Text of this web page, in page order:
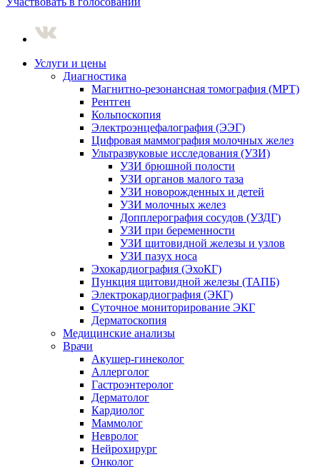
Услуги и цены
Диагностика
Магнитно-резонансная томография (МРТ)
Рентген
Кольпоскопия
Электроэнцефалография (ЭЭГ)
Цифровая маммография молочных желез
Ультразвуковые исследования (УЗИ)
УЗИ брюшной полости
УЗИ органов малого таза
УЗИ новорожденных и детей
УЗИ молочных желез
Допплерография сосудов (УЗДГ)
УЗИ при беременности
УЗИ щитовидной железы и узлов
УЗИ пазух носа
Эхокардиография (ЭхоКГ)
Пункция щитовидной железы (ТАПБ)
Электрокардиография (ЭКГ)
Суточное мониторирование ЭКГ
Дерматоскопия
Медицинские анализы
Врачи
Акушер-гинеколог
Аллерголог
Гастроэнтеролог
Дерматолог
Кардиолог
Маммолог
Невролог
Нейрохирург
Онколог